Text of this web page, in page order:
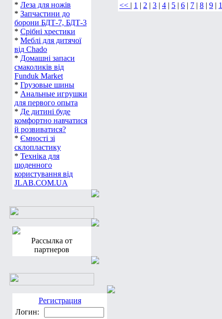
* Леза для ножів
* Запчастини до
борони БДТ-7, БДТ-3
* Срібні хрестики
* Меблі для дитячої
від Chado
* Домашні запаси
смаколиків від
Funduk Market
* Грузовые шины
* Анальные игрушки
для первого опыта
* Де дитині буде
комфортно навчатися
й розвиватися?
* Ємності зі
склопластику
* Техніка для
щоденного
користування від
JLAB.COM.UA
Рассылка от
партнеров
Регистрация
Логин:
<< | 1 | 2 | 3 | 4 | 5 | 6 | 7 | 8 | 9 |